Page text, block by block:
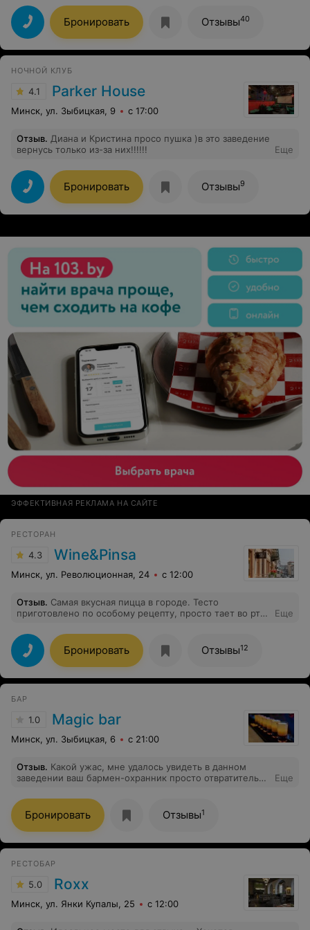
и подсказал, что можно попробовать, и был готов
переделать, если нам что-то не понравится. В общем,
всем советую!
Бронировать Отзывы40
НОЧНОЙ КЛУБ
4.1 Parker House
Минск, ул. Зыбицкая, 9 с 17:00
Отзыв. Диана и Кристина просо пушка )в это заведение
вернусь только из-за них!!!!!!
Еще
Бронировать Отзывы9
ЭФФЕКТИВНАЯ РЕКЛАМА НА САЙТЕ
РЕСТОРАН
4.3 Wine&Pinsa
Минск, ул. Революционная, 24 с 12:00
Отзыв. Самая вкусная пицца в городе. Тесто
приготовлено по особому рецепту, просто тает во рту.
воздушные десерты... Послевкусие еще долго не
покинет вас, а уютное место и теплая атмосфера
заставит возвращаться снова и снова.
Еще
Бронировать Отзывы12
БАР
1.0 Magic bar
Минск, ул. Зыбицкая, 6 с 21:00
Отзыв. Какой ужас, мне удалось увидеть в данном
заведении ваш бармен-охранник просто отвратительно
помешали ему пройти. Это такой позор вашему
заведению Спасибо охраннику Дмитрию ,что провел к
нужному столику и сориентировал по коктейлям
Еще
Бронировать Отзывы1
РЕСТОБАР
5.0 Roxx
Минск, ул. Янки Купалы, 25 с 12:00